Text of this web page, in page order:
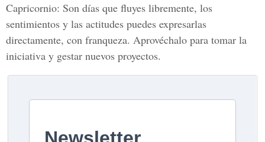
Capricornio: Son días que fluyes libremente, los
sentimientos y las actitudes puedes expresarlas
directamente, con franqueza. Aprovéchalo para tomar la
iniciativa y gestar nuevos proyectos.